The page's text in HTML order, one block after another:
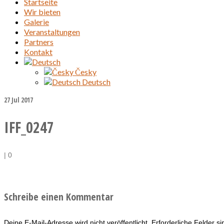
Wir bieten
Galerie
Veranstaltungen
Partners
Kontakt
Česky
Deutsch
27 Jul 2017
IFF_0247
| 0
Schreibe einen Kommentar
Deine E-Mail-Adresse wird nicht veröffentlicht. Erforderliche Felder